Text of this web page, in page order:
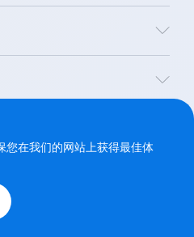
Kroha Sp. z o. o. All rights
在我们的网站上获得最佳体